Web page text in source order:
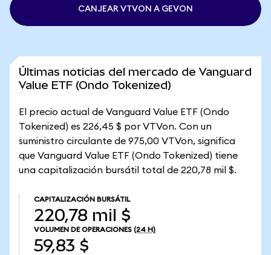
CANJEAR VTVON A GEVON
Últimas noticias del mercado de Vanguard
Value ETF (Ondo Tokenized)
El precio actual de Vanguard Value ETF (Ondo
Tokenized) es 226,45 $ por VTVon. Con un
suministro circulante de 975,00 VTVon, significa
que Vanguard Value ETF (Ondo Tokenized) tiene
una capitalización bursátil total de 220,78 mil $.
CAPITALIZACIÓN BURSÁTIL
220,78 mil $
VOLUMEN DE OPERACIONES (24 H)
59,83 $